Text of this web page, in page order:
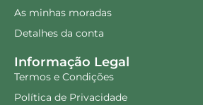
As minhas moradas
Detalhes da conta
Informação Legal
Termos e Condições
Política de Privacidade